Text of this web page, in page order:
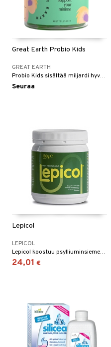
Great Earth Probio Kids
GREAT EARTH
Probio Kids sisältää miljardi hyvää maitohappobakteeria per karkki kolmesta eri kannasta.
Seuraa
Lepicol
LEPICOL
Lepicol koostuu psylliuminsiementen kuorista, frukto-oligosakkarideista (FOS) sekä acidophilus- ja bifidumbakteereista.
24,01 €